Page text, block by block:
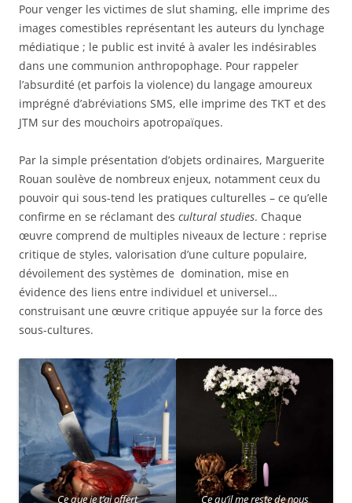
Pour venger les victimes de slut shaming, elle imprime des
images comestibles représentant les auteurs du lynchage
médiatique ; le public est invité à avaler les indésirables
dans une communion anthropophage. Pour rappeler
l’absurdité (et parfois la violence) du langage amoureux
imprégné d’abréviations SMS, elle imprime des TKT et des
JTM sur des mouchoirs apotropaïques.
Par la simple présentation d’objets ordinaires, Marguerite
Rouan soulève de nombreux enjeux, notamment ceux du
pouvoir qui sous-tend les pratiques culturelles – ce qu’elle
confirme en se réclamant des cultural studies. Chaque
œuvre comprend de multiples niveaux de lecture : reprise
critique de styles, valorisation d’une culture populaire,
dévoilement des systèmes de domination, mise en
évidence des liens entre individuel et universel…
construisant une œuvre critique appuyée sur la force des
sous-cultures.
Ce que je t’ai offert Ce qu’il me reste de nous